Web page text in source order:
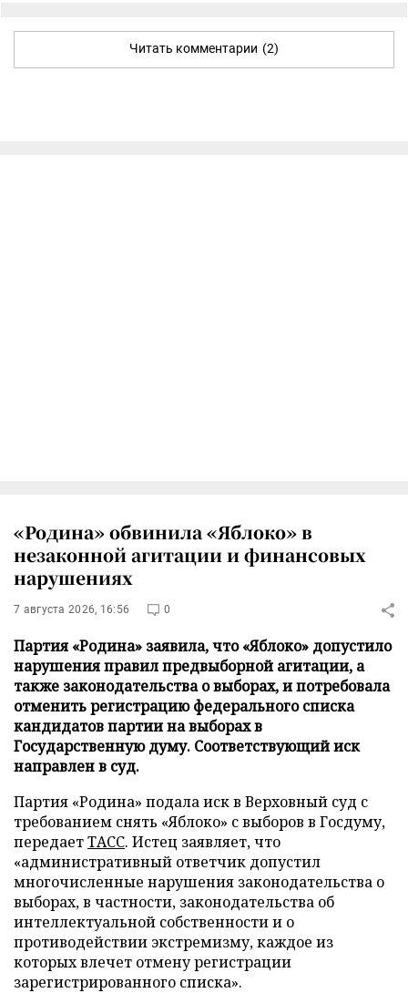
Читать комментарии (2)
«Родина» обвинила «Яблоко» в
незаконной агитации и финансовых
нарушениях
7 августа 2026, 16:56 0
Партия «Родина» заявила, что «Яблоко» допустило
нарушения правил предвыборной агитации, а
также законодательства о выборах, и потребовала
отменить регистрацию федерального списка
кандидатов партии на выборах в
Государственную думу. Соответствующий иск
направлен в суд.
Партия «Родина» подала иск в Верховный суд с
требованием снять «Яблоко» с выборов в Госдуму,
передаетТАСС. Истец заявляет, что
«административный ответчик допустил
многочисленные нарушения законодательства о
выборах, в частности, законодательства об
интеллектуальной собственности и о
противодействии экстремизму, каждое из
которых влечет отмену регистрации
зарегистрированного списка».